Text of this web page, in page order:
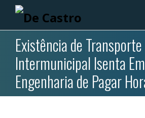
Existência de Transporte
Intermunicipal Isenta
Engenharia de Pagar